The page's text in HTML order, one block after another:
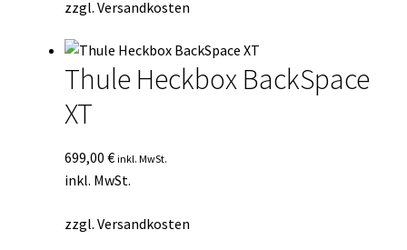
zzgl. Versandkosten
Thule Heckbox BackSpace
XT
699,00 € inkl. MwSt.
inkl. MwSt.
zzgl. Versandkosten